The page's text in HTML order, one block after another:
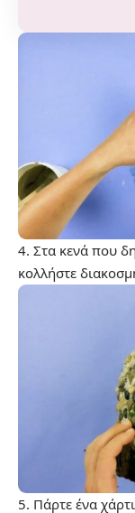
4. Στα κενά που
κολλήστε
5. Πάρτε ένα